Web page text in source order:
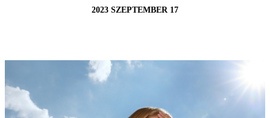
2023 SZEPTEMBER 17